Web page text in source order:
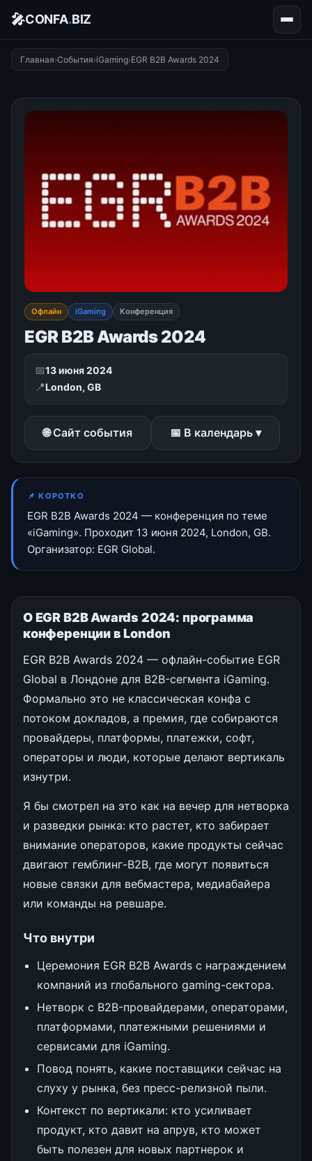
🎤CONFA.BIZ
Главная›События›iGaming›EGR B2B Awards 2024
Офлайн iGaming Конференция
EGR B2B Awards 2024
📅13 июня 2024
📍London, GB
🌐 Сайт события 📅 В календарь ▾
📌 КОРОТКО
EGR B2B Awards 2024 — конференция по теме
«iGaming». Проходит 13 июня 2024, London, GB.
Организатор: EGR Global.
О EGR B2B Awards 2024: программа
конференции в London
EGR B2B Awards 2024 — офлайн-событие EGR
Global в Лондоне для B2B-сегмента iGaming.
Формально это не классическая конфа с
потоком докладов, а премия, где собираются
провайдеры, платформы, платежки, софт,
операторы и люди, которые делают вертикаль
изнутри.
Я бы смотрел на это как на вечер для нетворка
и разведки рынка: кто растет, кто забирает
внимание операторов, какие продукты сейчас
двигают гемблинг-B2B, где могут появиться
новые связки для вебмастера, медиабайера
или команды на ревшаре.
Что внутри
Церемония EGR B2B Awards с награждением
компаний из глобального gaming-сектора.
Нетворк с B2B-провайдерами, операторами,
платформами, платежными решениями и
сервисами для iGaming.
Повод понять, какие поставщики сейчас на
слуху у рынка, без пресс-релизной пыли.
Контекст по вертикали: кто усиливает
продукт, кто давит на апрув, кто может
быть полезен для новых партнерок и